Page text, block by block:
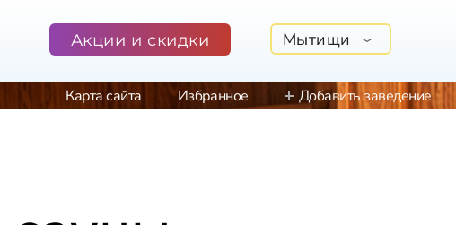
Акции и скидки Мытищи
Карта сайта Избранное Добавить заведение